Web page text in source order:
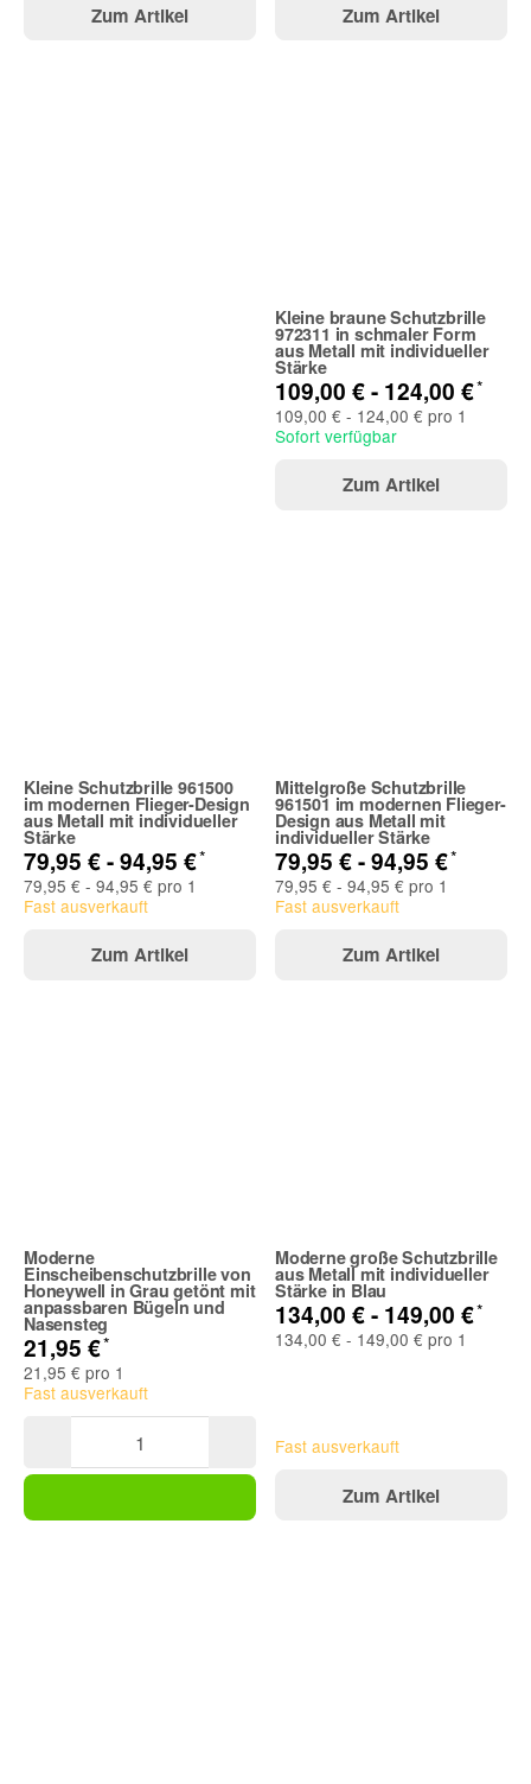
Zum Artikel Zum Artikel
Kleine braune Schutzbrille
972311 in schmaler Form
aus Metall mit individueller
Stärke
109,00 € - 124,00 €*
109,00 € - 124,00 € pro 1
Sofort verfügbar
Zum Artikel
Kleine Schutzbrille 961500
im modernen Flieger-Design
aus Metall mit individueller
Stärke
79,95 € -94,95 €*
79,95 € - 94,95 € pro 1
Fast ausverkauft
Zum Artikel
Mittelgroße Schutzbrille
961501 im modernen Flieger-
Design aus Metall mit
individueller Stärke
79,95 € -94,95 €*
79,95 € - 94,95 € pro 1
Fast ausverkauft
Zum Artikel
Moderne
Einscheibenschutzbrille von
Honeywell in Grau getönt mit
anpassbaren Bügeln und
Nasensteg
21,95 €*
21,95 € pro 1
Fast ausverkauft
Moderne große Schutzbrille
aus Metall mit individueller
Stärke in Blau
134,00 € - 149,00 €*
134,00 € - 149,00 € pro 1
Fast ausverkauft
Zum Artikel